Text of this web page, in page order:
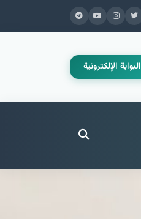
البوابة الإلكترونية